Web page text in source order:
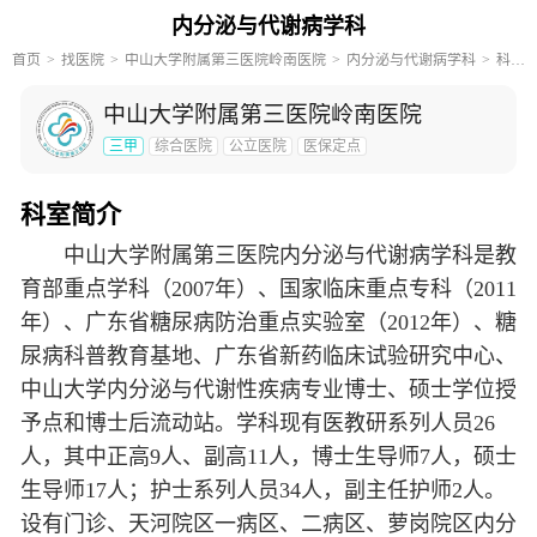
内分泌与代谢病学科
首页 找医院 中山大学附属第三医院岭南医院 内分泌与代谢病学科 科室简介
中山大学附属第三医院岭南医院
三甲 综合医院 公立医院 医保定点
科室简介
中山大学附属第三医院内分泌与代谢病学科是教
育部重点学科（2007年）、国家临床重点专科（2011
年）、广东省糖尿病防治重点实验室（2012年）、糖
尿病科普教育基地、广东省新药临床试验研究中心、
中山大学内分泌与代谢性疾病专业博士、硕士学位授
予点和博士后流动站。学科现有医教研系列人员26
人，其中正高9人、副高11人，博士生导师7人，硕士
生导师17人；护士系列人员34人，副主任护师2人。
设有门诊、天河院区一病区、二病区、萝岗院区内分